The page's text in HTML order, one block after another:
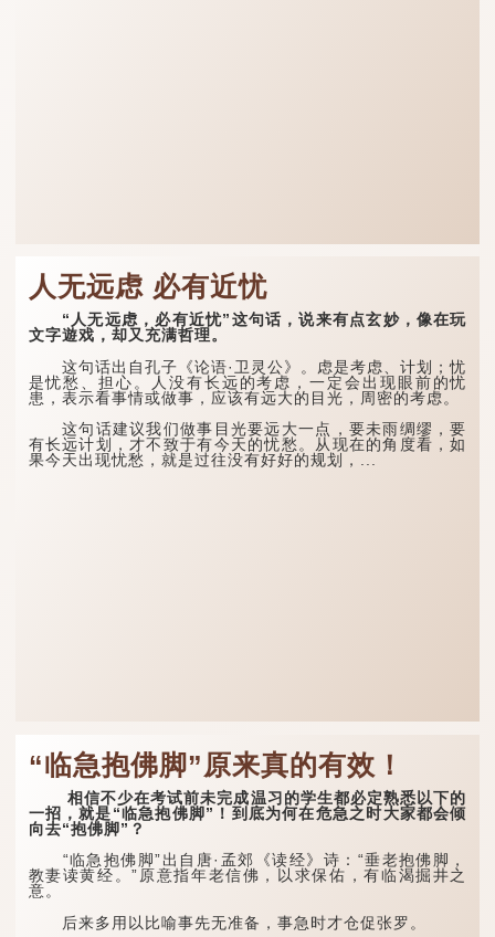
人无远虑 必有近忧
“人无远虑，必有近忧”这句话，说来有点玄妙，像在玩
文字遊戏，却又充满哲理。
这句话出自孔子《论语·卫灵公》。虑是考虑、计划；忧
是忧愁、担心。人没有长远的考虑，一定会出现眼前的忧
患，表示看事情或做事，应该有远大的目光，周密的考虑。
这句话建议我们做事目光要远大一点，要未雨绸缪，要
有长远计划，才不致于有今天的忧愁。从现在的角度看，如
果今天出现忧愁，就是过往没有好好的规划，...
“临急抱佛脚”原来真的有效！
相信不少在考试前未完成温习的学生都必定熟悉以下的
一招，就是“临急抱佛脚”！到底为何在危急之时大家都会倾
向去“抱佛脚”？
“临急抱佛脚”出自唐·孟郊《读经》诗：“垂老抱佛脚，
教妻读黄经。”原意指年老信佛，以求保佑，有临渴掘井之
意。
后来多用以比喻事先无准备，事急时才仓促张罗。